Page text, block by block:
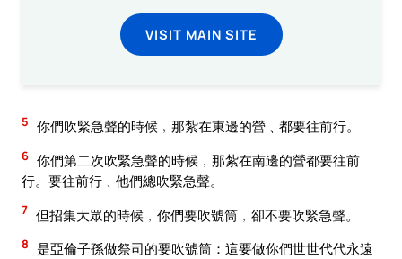
VISIT MAIN SITE
5 你們吹緊急聲的時候﹐那紮在東邊的營﹑都要往前行。
6 你們第二次吹緊急聲的時候﹐那紮在南邊的營都要往前
行。要往前行﹑他們總吹緊急聲。
7 但招集大眾的時候﹐你們要吹號筒﹐卻不要吹緊急聲。
8 是亞倫子孫做祭司的要吹號筒：這要做你們世世代代永遠